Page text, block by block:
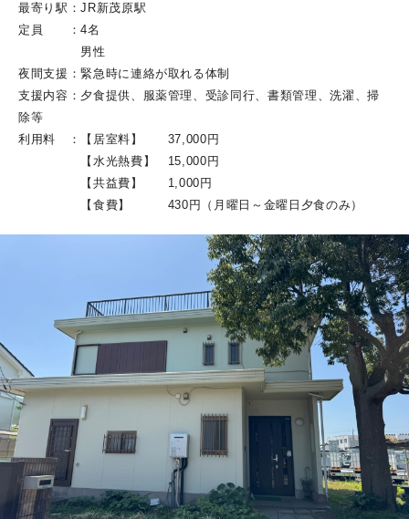
最寄り駅：JR新茂原駅
定員 ：4名
男性
夜間支援：緊急時に連絡が取れる体制
支援内容：夕食提供、服薬管理、受診同行、書類管理、洗濯、掃
除等
利用料 ：【居室料】 37,000円
【水光熱費】 15,000円
【共益費】 1,000円
【食費】 430円（月曜日～金曜日夕食のみ）